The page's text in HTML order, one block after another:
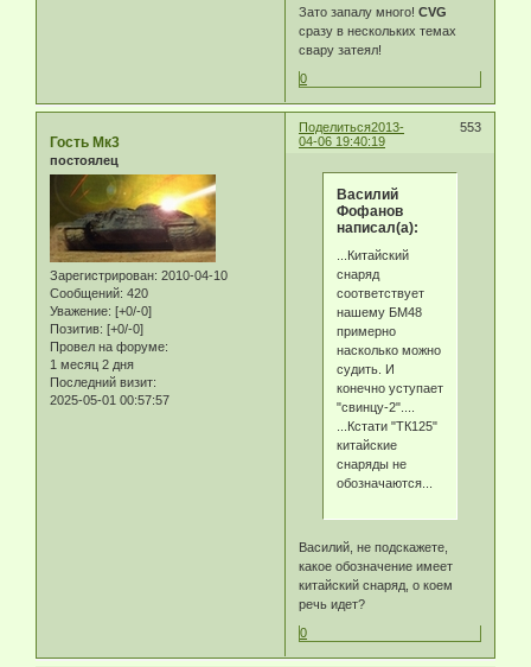
Зато запалу много!CVG
сразу в нескольких темах
свару затеял!
0
Поделиться 553
2013-
04-06 19:40:19
Гость Мк3
постоялец
Зарегистрирован: 2010-04-10
Сообщений: 420
Уважение: [+0/-0]
Позитив: [+0/-0]
Провел на форуме:
1 месяц 2 дня
Последний визит:
2025-05-01 00:57:57
Василий
Фофанов
написал(а):
...Китайский
снаряд
соответствует
нашему БМ48
примерно
насколько можно
судить. И
конечно уступает
"свинцу-2"....
...Кстати "ТК125"
китайские
снаряды не
обозначаются...
Василий, не подскажете,
какое обозначение имеет
китайский снаряд, о коем
речь идет?
0